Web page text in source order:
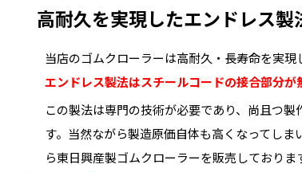
高耐久を実現したエンドレス製
当店のゴムクローラーは高耐久・長寿命を実
エンドレス製法はスチールコードの接合部分が
この製法は専門の技術が必要であり、尚且つ
す。当然ながら製造原価自体も高くなってし
ら東日興産製ゴムクローラーを販売しておりま